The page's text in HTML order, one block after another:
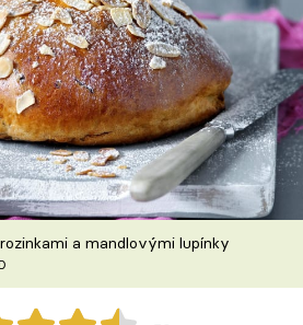
a mandlovými lupínky